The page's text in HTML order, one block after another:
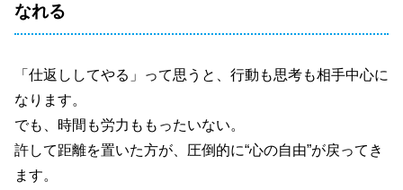
なれる
「仕返ししてやる」って思うと、行動も思考も相手中心に
なります。
でも、時間も労力ももったいない。
許して距離を置いた方が、圧倒的に“心の自由”が戻ってき
ます。